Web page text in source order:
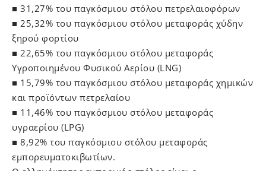
■ 31,27% του παγκόσμιου στόλου πετρελαιοφόρων
■ 25,32% του παγκόσμιου στόλου μεταφοράς χύδην
ξηρού φορτίου
■ 22,65% του παγκόσμιου στόλου μεταφοράς
Υγροποιημένου Φυσικού Αερίου (LNG)
■ 15,79% του παγκόσμιου στόλου μεταφοράς χημικών
και προϊόντων πετρελαίου
■ 11,46% του παγκόσμιου στόλου μεταφοράς
υγραερίου (LPG)
■ 8,92% του παγκόσμιου στόλου μεταφοράς
εμπορευματοκιβωτίων.